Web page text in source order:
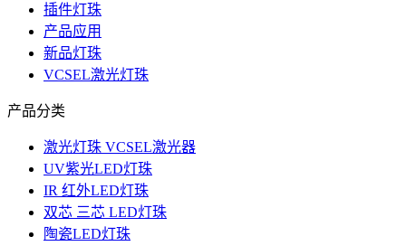
插件灯珠
产品应用
新品灯珠
VCSEL激光灯珠
产品分类
激光灯珠 VCSEL激光器
UV紫光LED灯珠
IR 红外LED灯珠
双芯 三芯 LED灯珠
陶瓷LED灯珠